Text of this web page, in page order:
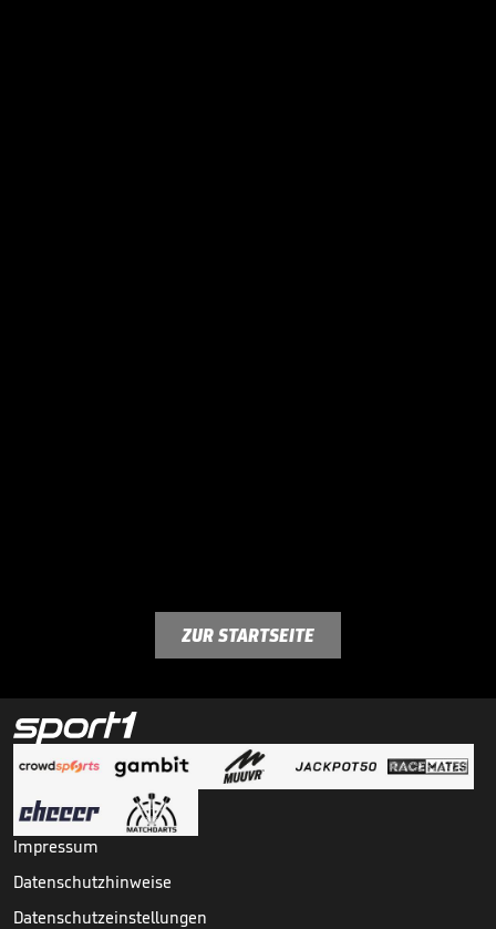
ZUR STARTSEITE
Impressum
Datenschutzhinweise
Datenschutzeinstellungen